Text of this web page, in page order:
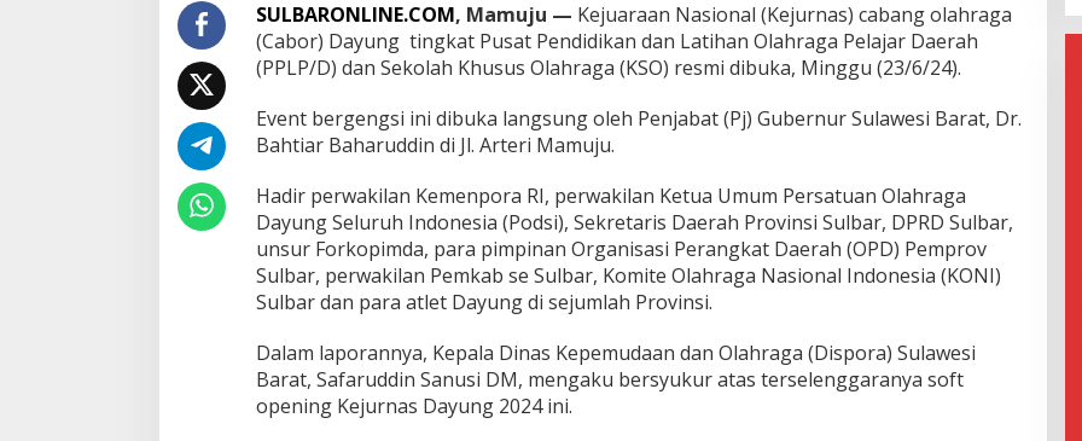
P
P
L
/
d
n
S
K
O
2
0
4
SULBARONLINE.COM, Mamuju — Kejuaraan Nasional (Kejurnas) cabang olahraga
(Cabor) Dayung tingkat Pusat Pendidikan dan Latihan Olahraga Pelajar Daerah
(PPLP/D) dan Sekolah Khusus Olahraga (KSO) resmi dibuka, Minggu (23/6/24).
Event bergengsi ini dibuka langsung oleh Penjabat (Pj) Gubernur Sulawesi Barat, Dr.
Bahtiar Baharuddin di Jl. Arteri Mamuju.
Hadir perwakilan Kemenpora RI, perwakilan Ketua Umum Persatuan Olahraga
Dayung Seluruh Indonesia (Podsi), Sekretaris Daerah Provinsi Sulbar, DPRD Sulbar,
unsur Forkopimda, para pimpinan Organisasi Perangkat Daerah (OPD) Pemprov
Sulbar, perwakilan Pemkab se Sulbar, Komite Olahraga Nasional Indonesia (KONI)
Sulbar dan para atlet Dayung di sejumlah Provinsi.
Dalam laporannya, Kepala Dinas Kepemudaan dan Olahraga (Dispora) Sulawesi
Barat, Safaruddin Sanusi DM, mengaku bersyukur atas terselenggaranya soft
opening Kejurnas Dayung 2024 ini.